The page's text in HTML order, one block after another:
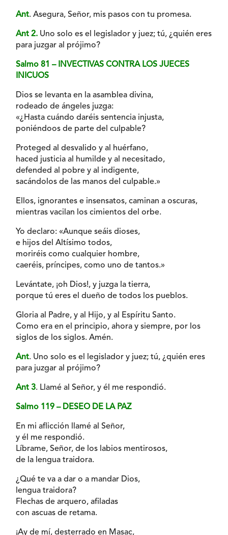
Ant. Asegura, Señor, mis pasos con tu promesa.
Ant 2. Uno solo es el legislador y juez; tú, ¿quién eres
para juzgar al prójimo?
Salmo 81 – INVECTIVAS CONTRA LOS JUECES
INICUOS
Dios se levanta en la asamblea divina,
rodeado de ángeles juzga:
«¿Hasta cuándo daréis sentencia injusta,
poniéndoos de parte del culpable?
Proteged al desvalido y al huérfano,
haced justicia al humilde y al necesitado,
defended al pobre y al indigente,
sacándolos de las manos del culpable.»
Ellos, ignorantes e insensatos, caminan a oscuras,
mientras vacilan los cimientos del orbe.
Yo declaro: «Aunque seáis dioses,
e hijos del Altísimo todos,
moriréis como cualquier hombre,
caeréis, príncipes, como uno de tantos.»
Levántate, ¡oh Dios!, y juzga la tierra,
porque tú eres el dueño de todos los pueblos.
Gloria al Padre, y al Hijo, y al Espíritu Santo.
Como era en el principio, ahora y siempre, por los
siglos de los siglos. Amén.
Ant. Uno solo es el legislador y juez; tú, ¿quién eres
para juzgar al prójimo?
Ant 3. Llamé al Señor, y él me respondió.
Salmo 119 – DESEO DE LA PAZ
En mi aflicción llamé al Señor,
y él me respondió.
Líbrame, Señor, de los labios mentirosos,
de la lengua traidora.
¿Qué te va a dar o a mandar Dios,
lengua traidora?
Flechas de arquero, afiladas
con ascuas de retama.
¡Ay de mí, desterrado en Masac,